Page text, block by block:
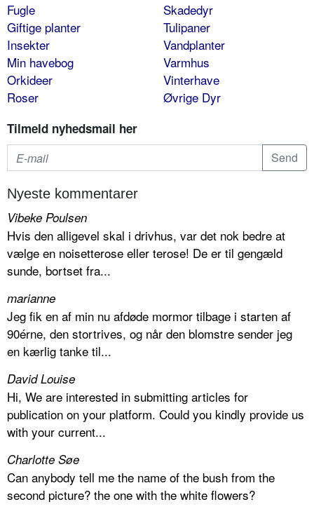
Fugle
Giftige planter
Insekter
Min havebog
Orkideer
Roser
Skadedyr
Tulipaner
Vandplanter
Varmhus
Vinterhave
Øvrige Dyr
Tilmeld nyhedsmail her
Nyeste kommentarer
Vibeke Poulsen
Hvis den alligevel skal i drivhus, var det nok bedre at
vælge en noisetterose eller terose! De er til gengæld
sunde, bortset fra...
marianne
Jeg fik en af min nu afdøde mormor tilbage i starten af
90érne, den stortrives, og når den blomstre sender jeg
en kærlig tanke til...
David Louise
Hi, We are interested in submitting articles for
publication on your platform. Could you kindly provide us
with your current...
Charlotte Søe
Can anybody tell me the name of the bush from the
second picture? the one with the white flowers?